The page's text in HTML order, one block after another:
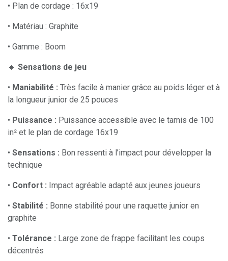
• Plan de cordage : 16x19
• Matériau : Graphite
• Gamme : Boom
🔹 Sensations de jeu
• Maniabilité : Très facile à manier grâce au poids léger et à
la longueur junior de 25 pouces
• Puissance : Puissance accessible avec le tamis de 100
in² et le plan de cordage 16x19
• Sensations : Bon ressenti à l’impact pour développer la
technique
• Confort : Impact agréable adapté aux jeunes joueurs
• Stabilité : Bonne stabilité pour une raquette junior en
graphite
• Tolérance : Large zone de frappe facilitant les coups
décentrés